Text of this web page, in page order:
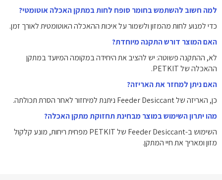
למה חשוב להשתמש בחומר סופח לחות במתקן האכלה אוטומטי?
כדי למנוע לחות מהמזון ולשמור על איכות ההאכלה האוטומטית לאורך זמן.
האם המוצר דורש התקנה מיוחדת?
לא, ההתקנה פשוטה: יש להציב את היחידה במקומה המיועד במתקן
ההאכלה של PETKIT.
האם ניתן למחזר את האריזה?
כן, האריזה של Feeder Desiccant ניתנת למיחזור לאחר הסרת תכולתה.
מהו יתרון השימוש במוצר מבחינת תחזוקת מתקן האכלה?
השימוש ב-Feeder Desiccant של PETKIT מפחית ריחות, מונע קלקול
מזון ומאריך את חיי המתקן.